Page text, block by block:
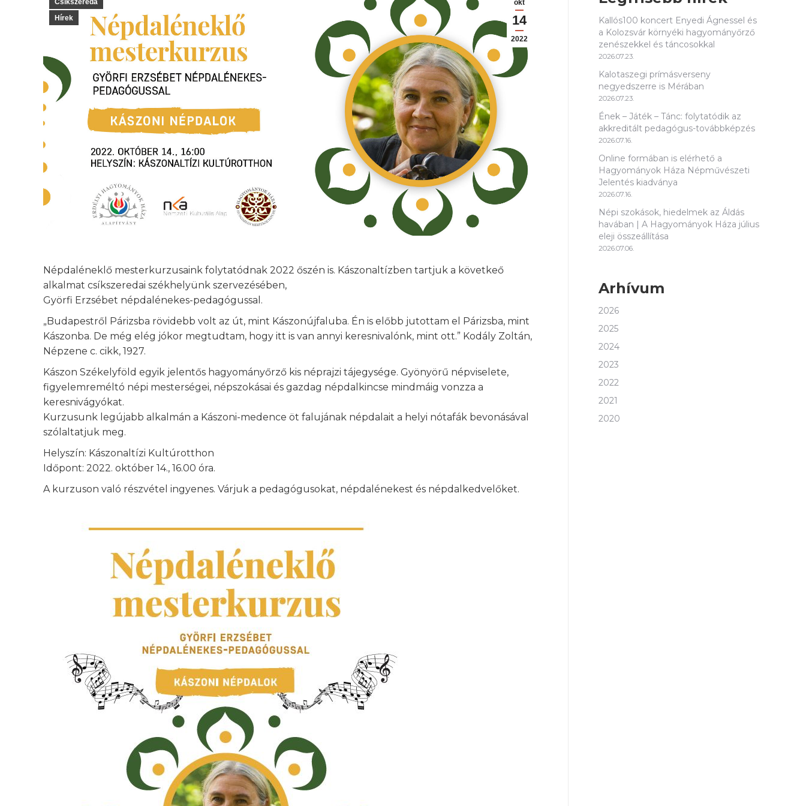
okt
14
2022
Csíkszereda
Hírek
Népdaléneklő mesterkurzusaink folytatódnak 2022 őszén is. Kászonaltízben tartjuk a követkeő
alkalmat csíkszeredai székhelyünk szervezésében,
Györfi Erzsébet népdalénekes-pedagógussal.
„Budapestről Párizsba rövidebb volt az út, mint Kászonújfaluba. Én is előbb jutottam el Párizsba, mint
Kászonba. De még elég jókor megtudtam, hogy itt is van annyi keresnivalónk, mint ott.” Kodály Zoltán,
Népzene c. cikk, 1927.
Kászon Székelyföld egyik jelentős hagyományőrző kis néprajzi tájegysége. Gyönyörű népviselete,
figyelemreméltó népi mesterségei, népszokásai és gazdag népdalkincse mindmáig vonzza a
keresnivágyókat.
Kurzusunk legújabb alkalmán a Kászoni-medence öt falujának népdalait a helyi nótafák bevonásával
szólaltatjuk meg.
Helyszín: Kászonaltízi Kultúrotthon
Időpont: 2022. október 14., 16.00 óra.
A kurzuson való részvétel ingyenes. Várjuk a pedagógusokat, népdalénekest és népdalkedvelőket.
Kallós100 koncert Enyedi Ágnessel és
a Kolozsvár környéki hagyományőrző
zenészekkel és táncosokkal
2026.07.23.
Kalotaszegi prímásverseny
negyedszerre is Mérában
2026.07.23.
Ének – Játék – Tánc: folytatódik az
akkreditált pedagógus-továbbképzés
2026.07.16.
Online formában is elérhető a
Hagyományok Háza Népművészeti
Jelentés kiadványa
2026.07.16.
Népi szokások, hiedelmek az Áldás
havában | A Hagyományok Háza július
eleji összeállítása
2026.07.06.
Arhívum
2026
2025
2024
2023
2022
2021
2020